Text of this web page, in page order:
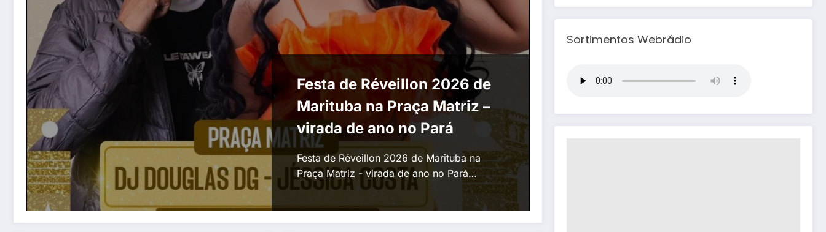
Festa de Réveillon 2026 de
Marituba na Praça Matriz –
virada de ano no Pará
Festa de Réveillon 2026 de Marituba na
Praça Matriz - virada de ano no Pará…
Sortimentos Webrádio